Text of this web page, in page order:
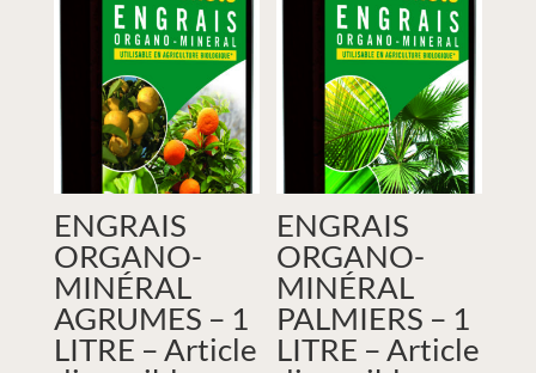
ENGRAIS
ORGANO-
MINÉRAL
AGRUMES – 1
LITRE – Article
ENGRAIS
ORGANO-
MINÉRAL
PALMIERS – 1
LITRE – Article